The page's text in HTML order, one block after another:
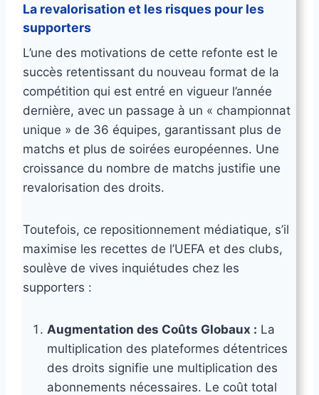
La revalorisation et les risques pour les
supporters
L’une des motivations de cette refonte est le
succès retentissant du nouveau format de la
compétition qui est entré en vigueur l’année
dernière, avec un passage à un « championnat
unique » de 36 équipes, garantissant plus de
matchs et plus de soirées européennes. Une
croissance du nombre de matchs justifie une
revalorisation des droits.
Toutefois, ce repositionnement médiatique, s’il
maximise les recettes de l’UEFA et des clubs,
soulève de vives inquiétudes chez les
supporters :
Augmentation des Coûts Globaux : La
multiplication des plateformes détentrices
des droits signifie une multiplication des
abonnements nécessaires. Le coût total